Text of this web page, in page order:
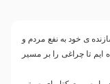
ی خود به نفع مردم و
تا چراغی را بر مسیر